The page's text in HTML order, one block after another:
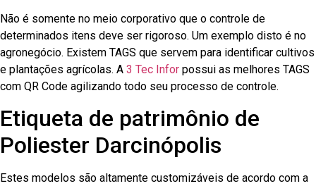
Não é somente no meio corporativo que o controle de
determinados itens deve ser rigoroso. Um exemplo disto é no
agronegócio. Existem TAGS que servem para identificar cultivos
e plantações agrícolas. A 3 Tec Infor possui as melhores TAGS
com QR Code agilizando todo seu processo de controle.
Etiqueta de patrimônio de
Poliester Darcinópolis
Estes modelos são altamente customizáveis de acordo com a